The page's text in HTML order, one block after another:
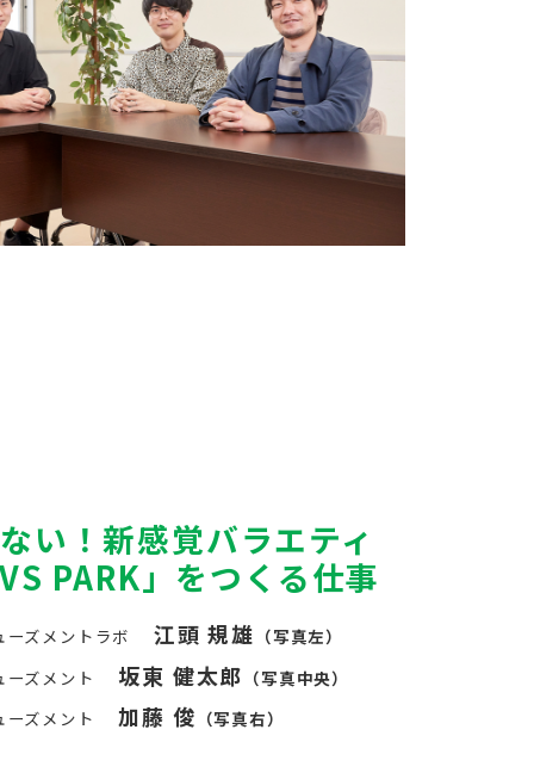
い！新感覚バラエティ
PARK」をつくる仕事
ズメントラボ 江頭 規雄 （写真左）
ズメント
坂東 健太郎 （写真中央）
ズメント
加藤 俊 （写真右）